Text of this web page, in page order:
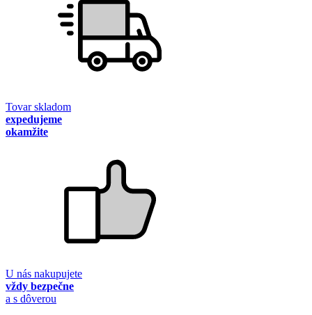
Tovar skladom
expedujeme
okamžite
U nás nakupujete
vždy bezpečne
a s dôverou